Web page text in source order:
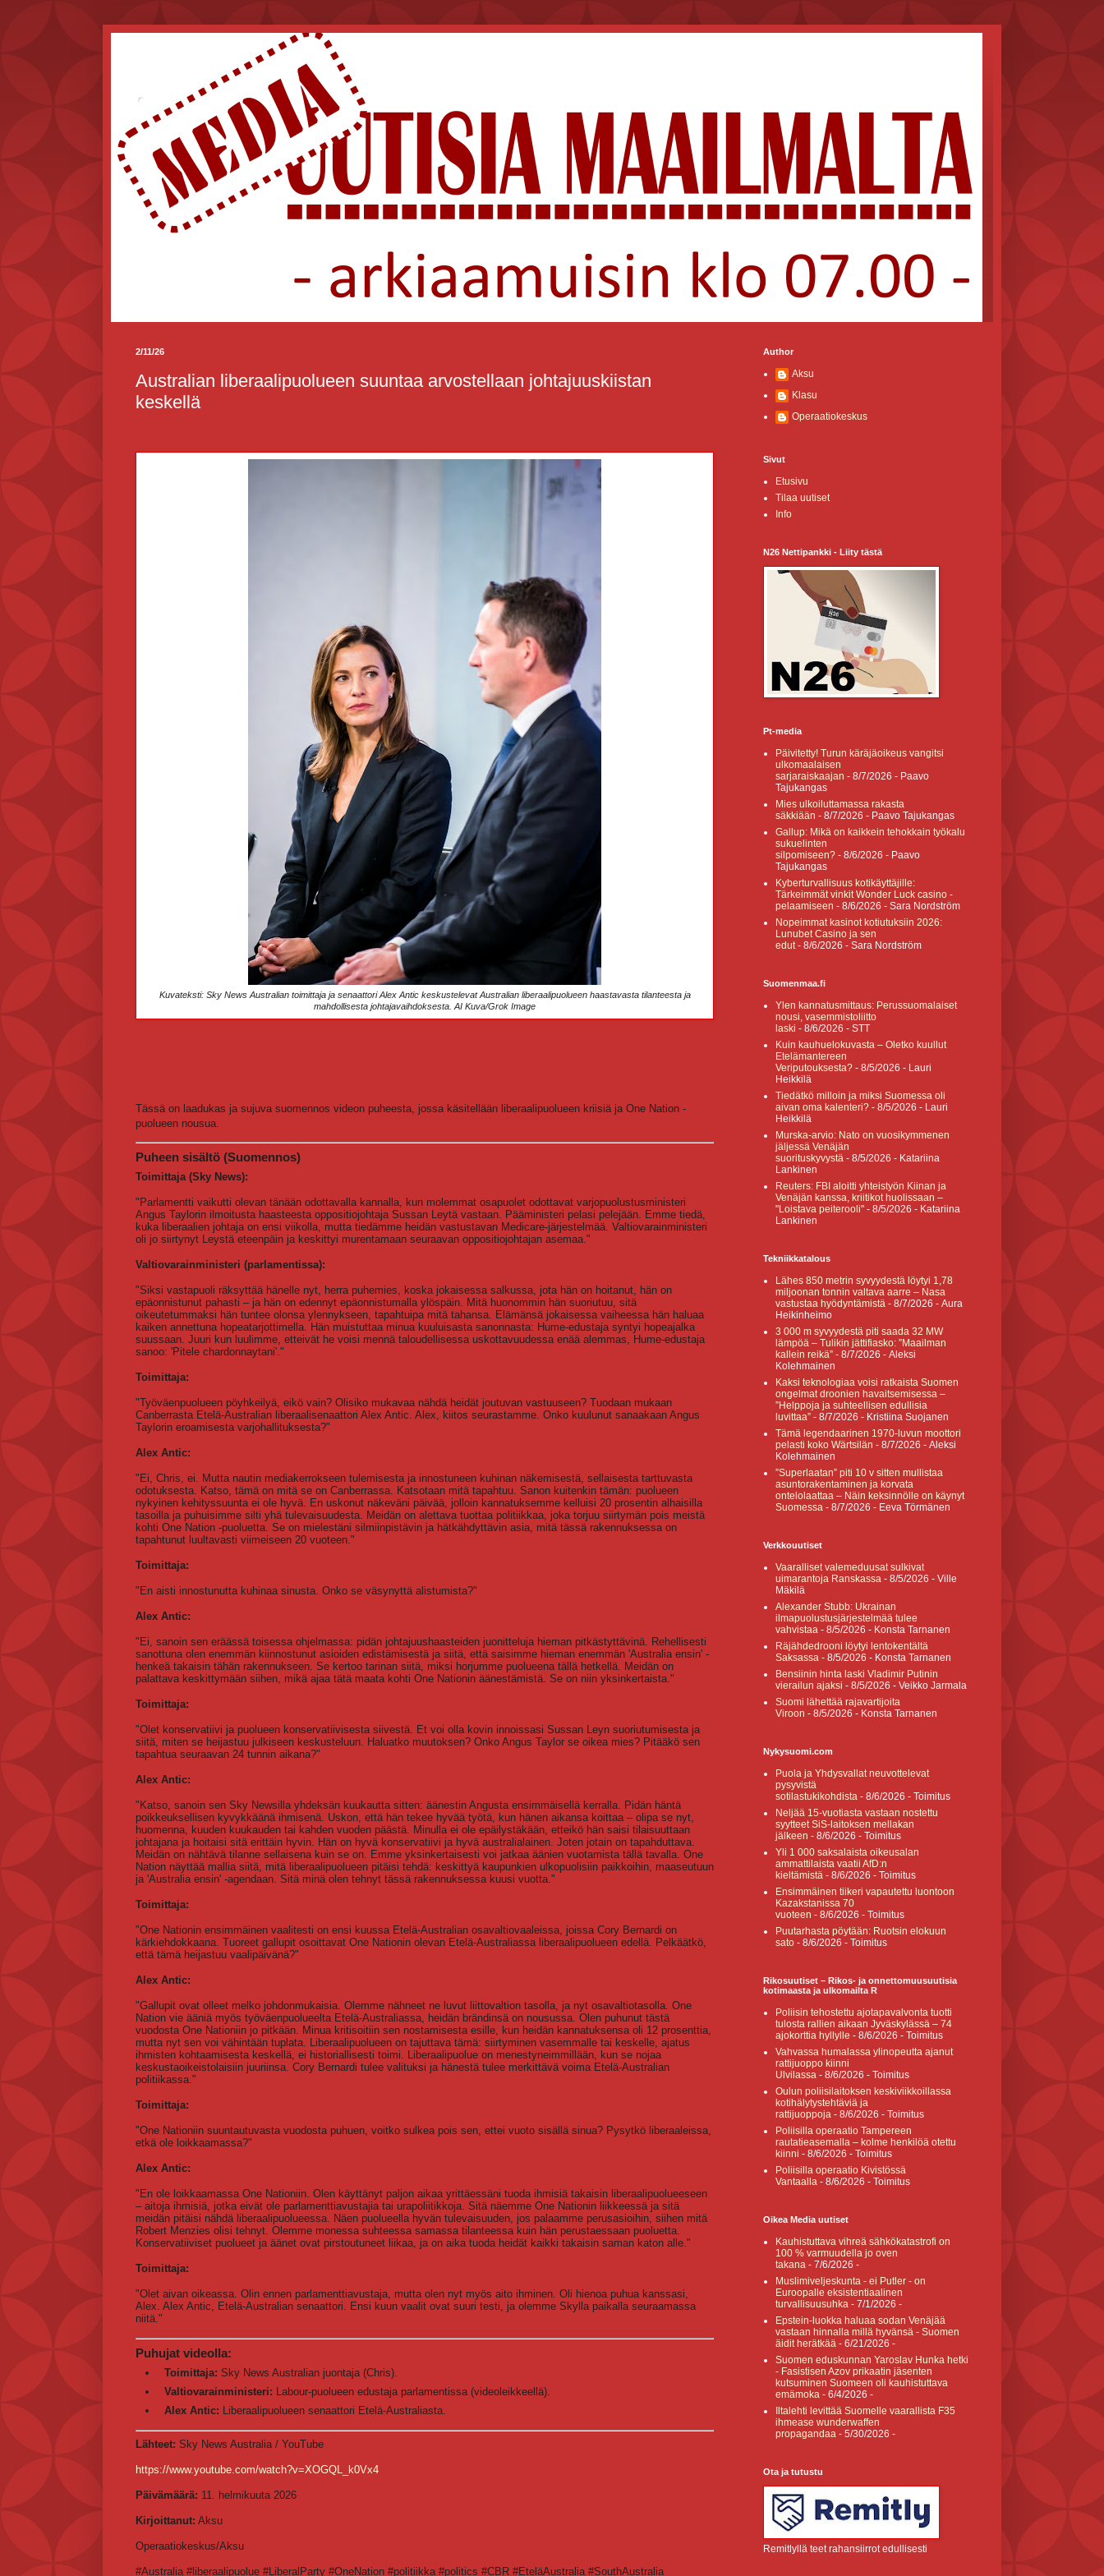
.
2/11/26
Australian liberaalipuolueen suuntaa arvostellaan johtajuuskiistan
keskellä
Kuvateksti: Sky News Australian toimittaja ja senaattori Alex Antic keskustelevat Australian liberaalipuolueen haastavasta tilanteesta ja
mahdollisesta johtajavaihdoksesta. AI Kuva/Grok Image
Tässä on laadukas ja sujuva suomennos videon puheesta, jossa käsitellään liberaalipuolueen kriisiä ja One Nation -
puolueen nousua.
Puheen sisältö (Suomennos)
Toimittaja (Sky News):
"Parlamentti vaikutti olevan tänään odottavalla kannalla, kun molemmat osapuolet odottavat varjopuolustusministeri
Angus Taylorin ilmoitusta haasteesta oppositiojohtaja Sussan Leytä vastaan. Pääministeri pelasi pelejään. Emme tiedä,
kuka liberaalien johtaja on ensi viikolla, mutta tiedämme heidän vastustavan Medicare-järjestelmää. Valtiovarainministeri
oli jo siirtynyt Leystä eteenpäin ja keskittyi murentamaan seuraavan oppositiojohtajan asemaa."
Valtiovarainministeri (parlamentissa):
"Siksi vastapuoli räksyttää hänelle nyt, herra puhemies, koska jokaisessa salkussa, jota hän on hoitanut, hän on
epäonnistunut pahasti – ja hän on edennyt epäonnistumalla ylöspäin. Mitä huonommin hän suoriutuu, sitä
oikeutetummaksi hän tuntee olonsa ylennykseen, tapahtuipa mitä tahansa. Elämänsä jokaisessa vaiheessa hän haluaa
kaiken annettuna hopeatarjottimella. Hän muistuttaa minua kuuluisasta sanonnasta: Hume-edustaja syntyi hopeajalka
suussaan. Juuri kun luulimme, etteivät he voisi mennä taloudellisessa uskottavuudessa enää alemmas, Hume-edustaja
sanoo: 'Pitele chardonnaytani'."
Toimittaja:
"Työväenpuolueen pöyhkeilyä, eikö vain? Olisiko mukavaa nähdä heidät joutuvan vastuuseen? Tuodaan mukaan
Canberrasta Etelä-Australian liberaalisenaattori Alex Antic. Alex, kiitos seurastamme. Onko kuulunut sanaakaan Angus
Taylorin eroamisesta varjohallituksesta?"
Alex Antic:
"Ei, Chris, ei. Mutta nautin mediakerrokseen tulemisesta ja innostuneen kuhinan näkemisestä, sellaisesta tarttuvasta
odotuksesta. Katso, tämä on mitä se on Canberrassa. Katsotaan mitä tapahtuu. Sanon kuitenkin tämän: puolueen
nykyinen kehityssuunta ei ole hyvä. En uskonut näkeväni päivää, jolloin kannatuksemme kelluisi 20 prosentin alhaisilla
tasoilla ja puhuisimme silti yhä tulevaisuudesta. Meidän on alettava tuottaa politiikkaa, joka torjuu siirtymän pois meistä
kohti One Nation -puoluetta. Se on mielestäni silmiinpistävin ja hätkähdyttävin asia, mitä tässä rakennuksessa on
tapahtunut luultavasti viimeiseen 20 vuoteen."
Toimittaja:
"En aisti innostunutta kuhinaa sinusta. Onko se väsynyttä alistumista?"
Alex Antic:
"Ei, sanoin sen eräässä toisessa ohjelmassa: pidän johtajuushaasteiden juonitteluja hieman pitkästyttävinä. Rehellisesti
sanottuna olen enemmän kiinnostunut asioiden edistämisestä ja siitä, että saisimme hieman enemmän 'Australia ensin' -
henkeä takaisin tähän rakennukseen. Se kertoo tarinan siitä, miksi horjumme puolueena tällä hetkellä. Meidän on
palattava keskittymään siihen, mikä ajaa tätä maata kohti One Nationin äänestämistä. Se on niin yksinkertaista."
Toimittaja:
"Olet konservatiivi ja puolueen konservatiivisesta siivestä. Et voi olla kovin innoissasi Sussan Leyn suoriutumisesta ja
siitä, miten se heijastuu julkiseen keskusteluun. Haluatko muutoksen? Onko Angus Taylor se oikea mies? Pitääkö sen
tapahtua seuraavan 24 tunnin aikana?"
Alex Antic:
"Katso, sanoin sen Sky Newsilla yhdeksän kuukautta sitten: äänestin Angusta ensimmäisellä kerralla. Pidän häntä
poikkeuksellisen kyvykkäänä ihmisenä. Uskon, että hän tekee hyvää työtä, kun hänen aikansa koittaa – olipa se nyt,
huomenna, kuuden kuukauden tai kahden vuoden päästä. Minulla ei ole epäilystäkään, etteikö hän saisi tilaisuuttaan
johtajana ja hoitaisi sitä erittäin hyvin. Hän on hyvä konservatiivi ja hyvä australialainen. Joten jotain on tapahduttava.
Meidän on nähtävä tilanne sellaisena kuin se on. Emme yksinkertaisesti voi jatkaa äänien vuotamista tällä tavalla. One
Nation näyttää mallia siitä, mitä liberaalipuolueen pitäisi tehdä: keskittyä kaupunkien ulkopuolisiin paikkoihin, maaseutuun
ja 'Australia ensin' -agendaan. Sitä minä olen tehnyt tässä rakennuksessa kuusi vuotta."
Toimittaja:
"One Nationin ensimmäinen vaalitesti on ensi kuussa Etelä-Australian osavaltiovaaleissa, joissa Cory Bernardi on
kärkiehdokkaana. Tuoreet gallupit osoittavat One Nationin olevan Etelä-Australiassa liberaalipuolueen edellä. Pelkäätkö,
että tämä heijastuu vaalipäivänä?"
Alex Antic:
"Gallupit ovat olleet melko johdonmukaisia. Olemme nähneet ne luvut liittovaltion tasolla, ja nyt osavaltiotasolla. One
Nation vie ääniä myös työväenpuolueelta Etelä-Australiassa, heidän brändinsä on nousussa. Olen puhunut tästä
vuodosta One Nationiin jo pitkään. Minua kritisoitiin sen nostamisesta esille, kun heidän kannatuksensa oli 12 prosenttia,
mutta nyt sen voi vähintään tuplata. Liberaalipuolueen on tajuttava tämä: siirtyminen vasemmalle tai keskelle, ajatus
ihmisten kohtaamisesta keskellä, ei historiallisesti toimi. Liberaalipuolue on menestyneimmillään, kun se nojaa
keskustaoikeistolaisiin juuriinsa. Cory Bernardi tulee valituksi ja hänestä tulee merkittävä voima Etelä-Australian
politiikassa."
Toimittaja:
"One Nationiin suuntautuvasta vuodosta puhuen, voitko sulkea pois sen, ettei vuoto sisällä sinua? Pysytkö liberaaleissa,
etkä ole loikkaamassa?"
Alex Antic:
"En ole loikkaamassa One Nationiin. Olen käyttänyt paljon aikaa yrittäessäni tuoda ihmisiä takaisin liberaalipuolueeseen
– aitoja ihmisiä, jotka eivät ole parlamenttiavustajia tai urapoliitikkoja. Sitä näemme One Nationin liikkeessä ja sitä
meidän pitäisi nähdä liberaalipuolueessa. Näen puolueella hyvän tulevaisuuden, jos palaamme perusasioihin, siihen mitä
Robert Menzies olisi tehnyt. Olemme monessa suhteessa samassa tilanteessa kuin hän perustaessaan puoluetta.
Konservatiiviset puolueet ja äänet ovat pirstoutuneet liikaa, ja on aika tuoda heidät kaikki takaisin saman katon alle."
Toimittaja:
"Olet aivan oikeassa. Olin ennen parlamenttiavustaja, mutta olen nyt myös aito ihminen. Oli hienoa puhua kanssasi,
Alex. Alex Antic, Etelä-Australian senaattori. Ensi kuun vaalit ovat suuri testi, ja olemme Skylla paikalla seuraamassa
niitä."
Puhujat videolla:
Toimittaja: Sky News Australian juontaja (Chris).
Valtiovarainministeri: Labour-puolueen edustaja parlamentissa (videoleikkeellä).
Alex Antic: Liberaalipuolueen senaattori Etelä-Australiasta.
Lähteet: Sky News Australia / YouTube
https://www.youtube.com/watch?v=XOGQL_k0Vx4
Päivämäärä: 11. helmikuuta 2026
Kirjoittanut: Aksu
Operaatiokeskus/Aksu
#Australia #liberaalipuolue #LiberalParty #OneNation #politiikka #politics #CBR #EteläAustralia #SouthAustralia
Author
Aksu
Klasu
Operaatiokeskus
Sivut
Etusivu
Tilaa uutiset
Info
N26 Nettipankki - Liity tästä
Pt-media
Päivitetty! Turun käräjäoikeus vangitsi
ulkomaalaisen
sarjaraiskaajan - 8/7/2026 - Paavo
Tajukangas
Mies ulkoiluttamassa rakasta
säkkiään - 8/7/2026 - Paavo Tajukangas
Gallup: Mikä on kaikkein tehokkain työkalu
sukuelinten
silpomiseen? - 8/6/2026 - Paavo
Tajukangas
Kyberturvallisuus kotikäyttäjille:
Tärkeimmät vinkit Wonder Luck casino -
pelaamiseen - 8/6/2026 - Sara Nordström
Nopeimmat kasinot kotiutuksiin 2026:
Lunubet Casino ja sen
edut- 8/6/2026 - Sara Nordström
Suomenmaa.fi
Ylen kannatusmittaus: Perussuomalaiset
nousi, vasemmistoliitto
laski - 8/6/2026 - STT
Kuin kauhuelokuvasta – Oletko kuullut
Etelämantereen
Veriputouksesta? - 8/5/2026 - Lauri
Heikkilä
Tiedätkö milloin ja miksi Suomessa oli
aivan oma kalenteri? - 8/5/2026 - Lauri
Heikkilä
Murska-arvio: Nato on vuosikymmenen
jäljessä Venäjän
suorituskyvystä - 8/5/2026 - Katariina
Lankinen
Reuters: FBI aloitti yhteistyön Kiinan ja
Venäjän kanssa, kriitikot huolissaan –
"Loistava peiterooli" - 8/5/2026 - Katariina
Lankinen
Tekniikkatalous
Lähes 850 metrin syvyydestä löytyi 1,78
miljoonan tonnin valtava aarre – Nasa
vastustaa hyödyntämistä - 8/7/2026 - Aura
Heikinheimo
3 000 m syvyydestä piti saada 32 MW
lämpöä – Tulikin jättifiasko: ”Maailman
kallein reikä” - 8/7/2026 - Aleksi
Kolehmainen
Kaksi teknologiaa voisi ratkaista Suomen
ongelmat droonien havaitsemisessa –
”Helppoja ja suhteellisen edullisia
luvittaa” - 8/7/2026 - Kristiina Suojanen
Tämä legendaarinen 1970-luvun moottori
pelasti koko Wärtsilän - 8/7/2026 - Aleksi
Kolehmainen
”Superlaatan” piti 10 v sitten mullistaa
asuntorakentaminen ja korvata
ontelolaattaa – Näin keksinnölle on käynyt
Suomessa - 8/7/2026 - Eeva Törmänen
Verkkouutiset
Vaaralliset valemeduusat sulkivat
uimarantoja Ranskassa - 8/5/2026 - Ville
Mäkilä
Alexander Stubb: Ukrainan
ilmapuolustusjärjestelmää tulee
vahvistaa - 8/5/2026 - Konsta Tarnanen
Räjähdedrooni löytyi lentokentältä
Saksassa - 8/5/2026 - Konsta Tarnanen
Bensiinin hinta laski Vladimir Putinin
vierailun ajaksi - 8/5/2026 - Veikko Jarmala
Suomi lähettää rajavartijoita
Viroon - 8/5/2026 - Konsta Tarnanen
Nykysuomi.com
Puola ja Yhdysvallat neuvottelevat
pysyvistä
sotilastukikohdista - 8/6/2026 - Toimitus
Neljää 15-vuotiasta vastaan nostettu
syytteet SiS-laitoksen mellakan
jälkeen - 8/6/2026 - Toimitus
Yli 1 000 saksalaista oikeusalan
ammattilaista vaatii AfD:n
kieltämistä - 8/6/2026 - Toimitus
Ensimmäinen tiikeri vapautettu luontoon
Kazakstanissa 70
vuoteen - 8/6/2026 - Toimitus
Puutarhasta pöytään: Ruotsin elokuun
sato - 8/6/2026 - Toimitus
Rikosuutiset – Rikos- ja onnettomuusuutisia
kotimaasta ja ulkomailta R
Poliisin tehostettu ajotapavalvonta tuotti
tulosta rallien aikaan Jyväskylässä – 74
ajokorttia hyllylle - 8/6/2026 - Toimitus
Vahvassa humalassa ylinopeutta ajanut
rattijuoppo kiinni
Ulvilassa - 8/6/2026 - Toimitus
Oulun poliisilaitoksen keskiviikkoillassa
kotihälytystehtäviä ja
rattijuoppoja - 8/6/2026 - Toimitus
Poliisilla operaatio Tampereen
rautatieasemalla – kolme henkilöä otettu
kiinni - 8/6/2026 - Toimitus
Poliisilla operaatio Kivistössä
Vantaalla - 8/6/2026 - Toimitus
Oikea Media uutiset
Kauhistuttava vihreä sähkökatastrofi on
100 % varmuudella jo oven
takana - 7/6/2026 -
Muslimiveljeskunta - ei Putler - on
Euroopalle eksistentiaalinen
turvallisuusuhka - 7/1/2026 -
Epstein-luokka haluaa sodan Venäjää
vastaan hinnalla millä hyvänsä - Suomen
äidit herätkää - 6/21/2026 -
Suomen eduskunnan Yaroslav Hunka hetki
- Fasistisen Azov prikaatin jäsenten
kutsuminen Suomeen oli kauhistuttava
emämoka - 6/4/2026 -
Iltalehti levittää Suomelle vaarallista F35
ihmease wunderwaffen
propagandaa - 5/30/2026 -
Ota ja tutustu
Remitlyllä teet rahansiirrot edullisesti